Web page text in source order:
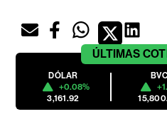
ÚLTIMAS
DÓLAR
+0.08%
3,161.92
BVC